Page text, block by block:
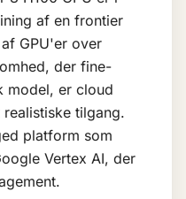
af en frontier
GPU'er over
der fine-
model, er cloud
realistiske tilgang.
platform som
Vertex AI, der